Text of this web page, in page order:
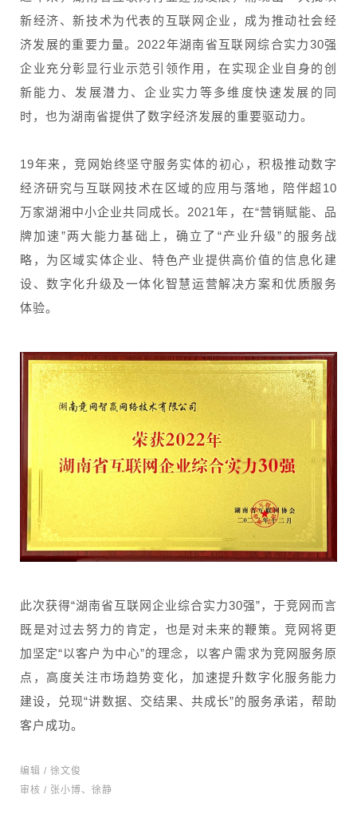
新经济、新技术为代表的互联网企业，成为推动社会经
济发展的重要力量。2022年湖南省互联网综合实力30强
企业充分彰显行业示范引领作用，在实现企业自身的创
新能力、发展潜力、企业实力等多维度快速发展的同
时，也为湖南省提供了数字经济发展的重要驱动力。
19年来，竞网始终坚守服务实体的初心，积极推动数字
经济研究与互联网技术在区域的应用与落地，陪伴超10
万家湖湘中小企业共同成长。2021年，在“营销赋能、品
牌加速”两大能力基础上，确立了“产业升级”的服务战
略，为区域实体企业、特色产业提供高价值的信息化建
设、数字化升级及一体化智慧运营解决方案和优质服务
体验。
此次获得“湖南省互联网企业综合实力30强”，于竞网而言
既是对过去努力的肯定，也是对未来的鞭策。竞网将更
加坚定“以客户为中心”的理念，以客户需求为竞网服务原
点，高度关注市场趋势变化，加速提升数字化服务能力
建设，兑现“讲数据、交结果、共成长”的服务承诺，帮助
客户成功。
编辑 / 徐文俊
审核 / 张小博、徐静